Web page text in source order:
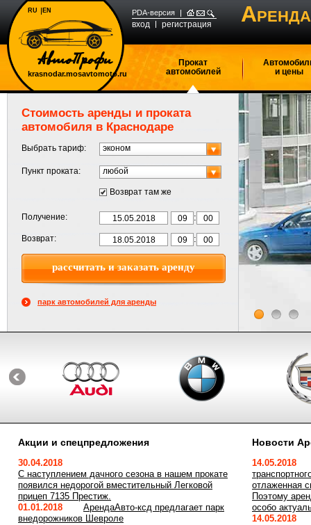
krasnodar.mosavtomoto.ru
PDA-версия
вход регистрация А
RU EN
Прокат
автомобилей
и цены
Стоимость аренды и проката
автомобиля в Краснодаре
Выбрать тариф: эконом
Пункт проката: любой
Возврат там же
Получение: :
Возврат: :
парк автомобилей для аренды
Акции и спецпредложения
30.04.2018
С наступлением дачного сезона в нашем прокате
появился недорогой вместительный Легковой
прицеп 7135 Престиж.
01.01.2018
АрендаАвто-ксд предлагает парк
внедорожников Шевроле
Новости
14.05.2018
отлаженная
Поэтому
особо
14.05.2018